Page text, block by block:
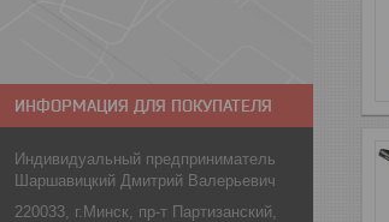
ИНФОРМАЦИЯ ДЛЯ ПОКУПАТЕЛЯ
Индивидуальный предприниматель
Шаршавицкий Дмитрий Валерьевич
220033, г.Минск, пр-т Партизанский,